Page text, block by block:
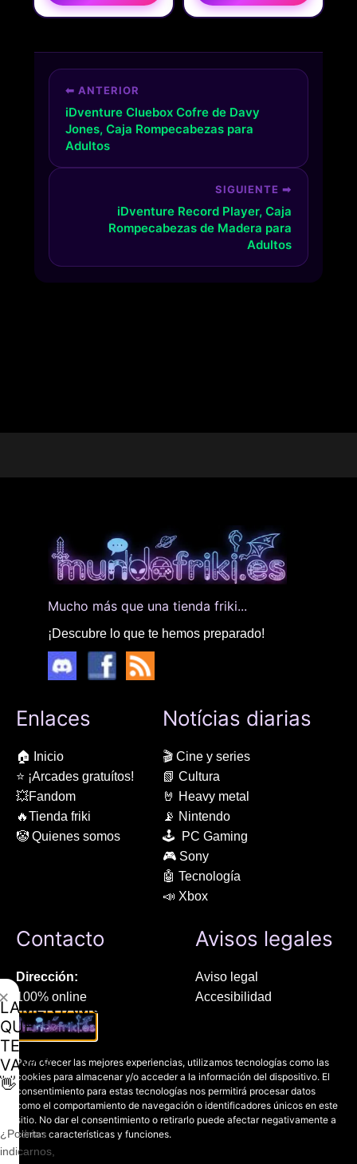
Para ofrecer las mejores experiencias, utilizamos tecnologías como las
cookies para almacenar y/o acceder a la información del dispositivo. El
consentimiento para estas tecnologías nos permitirá procesar datos
como el comportamiento de navegación o identificadores únicos en este
sitio. No dar el consentimiento o retirarlo puede afectar negativamente a
ciertas características y funciones.
⬅ ANTERIOR
iDventure Cluebox Cofre de Davy
Jones, Caja Rompecabezas para
Adultos
SIGUIENTE ➡
iDventure Record Player, Caja
Rompecabezas de Madera para
Adultos
Mucho más que una tienda friki...
¡Descubre lo que te hemos preparado!
Enlaces
🏠 Inicio
⭐ ¡Arcades gratuítos!
💥Fandom
🔥Tienda friki
🤡 Quienes somos
Notícias diarias
🎬 Cine y series
📗 Cultura
🤘 Heavy metal
📡 Nintendo
🕹 PC Gaming
🎮 Sony
🤖 Tecnología
📣 Xbox
Contacto
Dirección:
100% online
Manresa (08241), Barcelona
Chat Whatsapp (solo texto):
+34 689 800 662
Correo:
contacto@mundofriki.es
Avisos legales
Aviso legal
Accesibilidad
Política de privacidad
LAMENTAMOS
QUE
TE
VAYAS
👋
¿Podrías
indicarnos,